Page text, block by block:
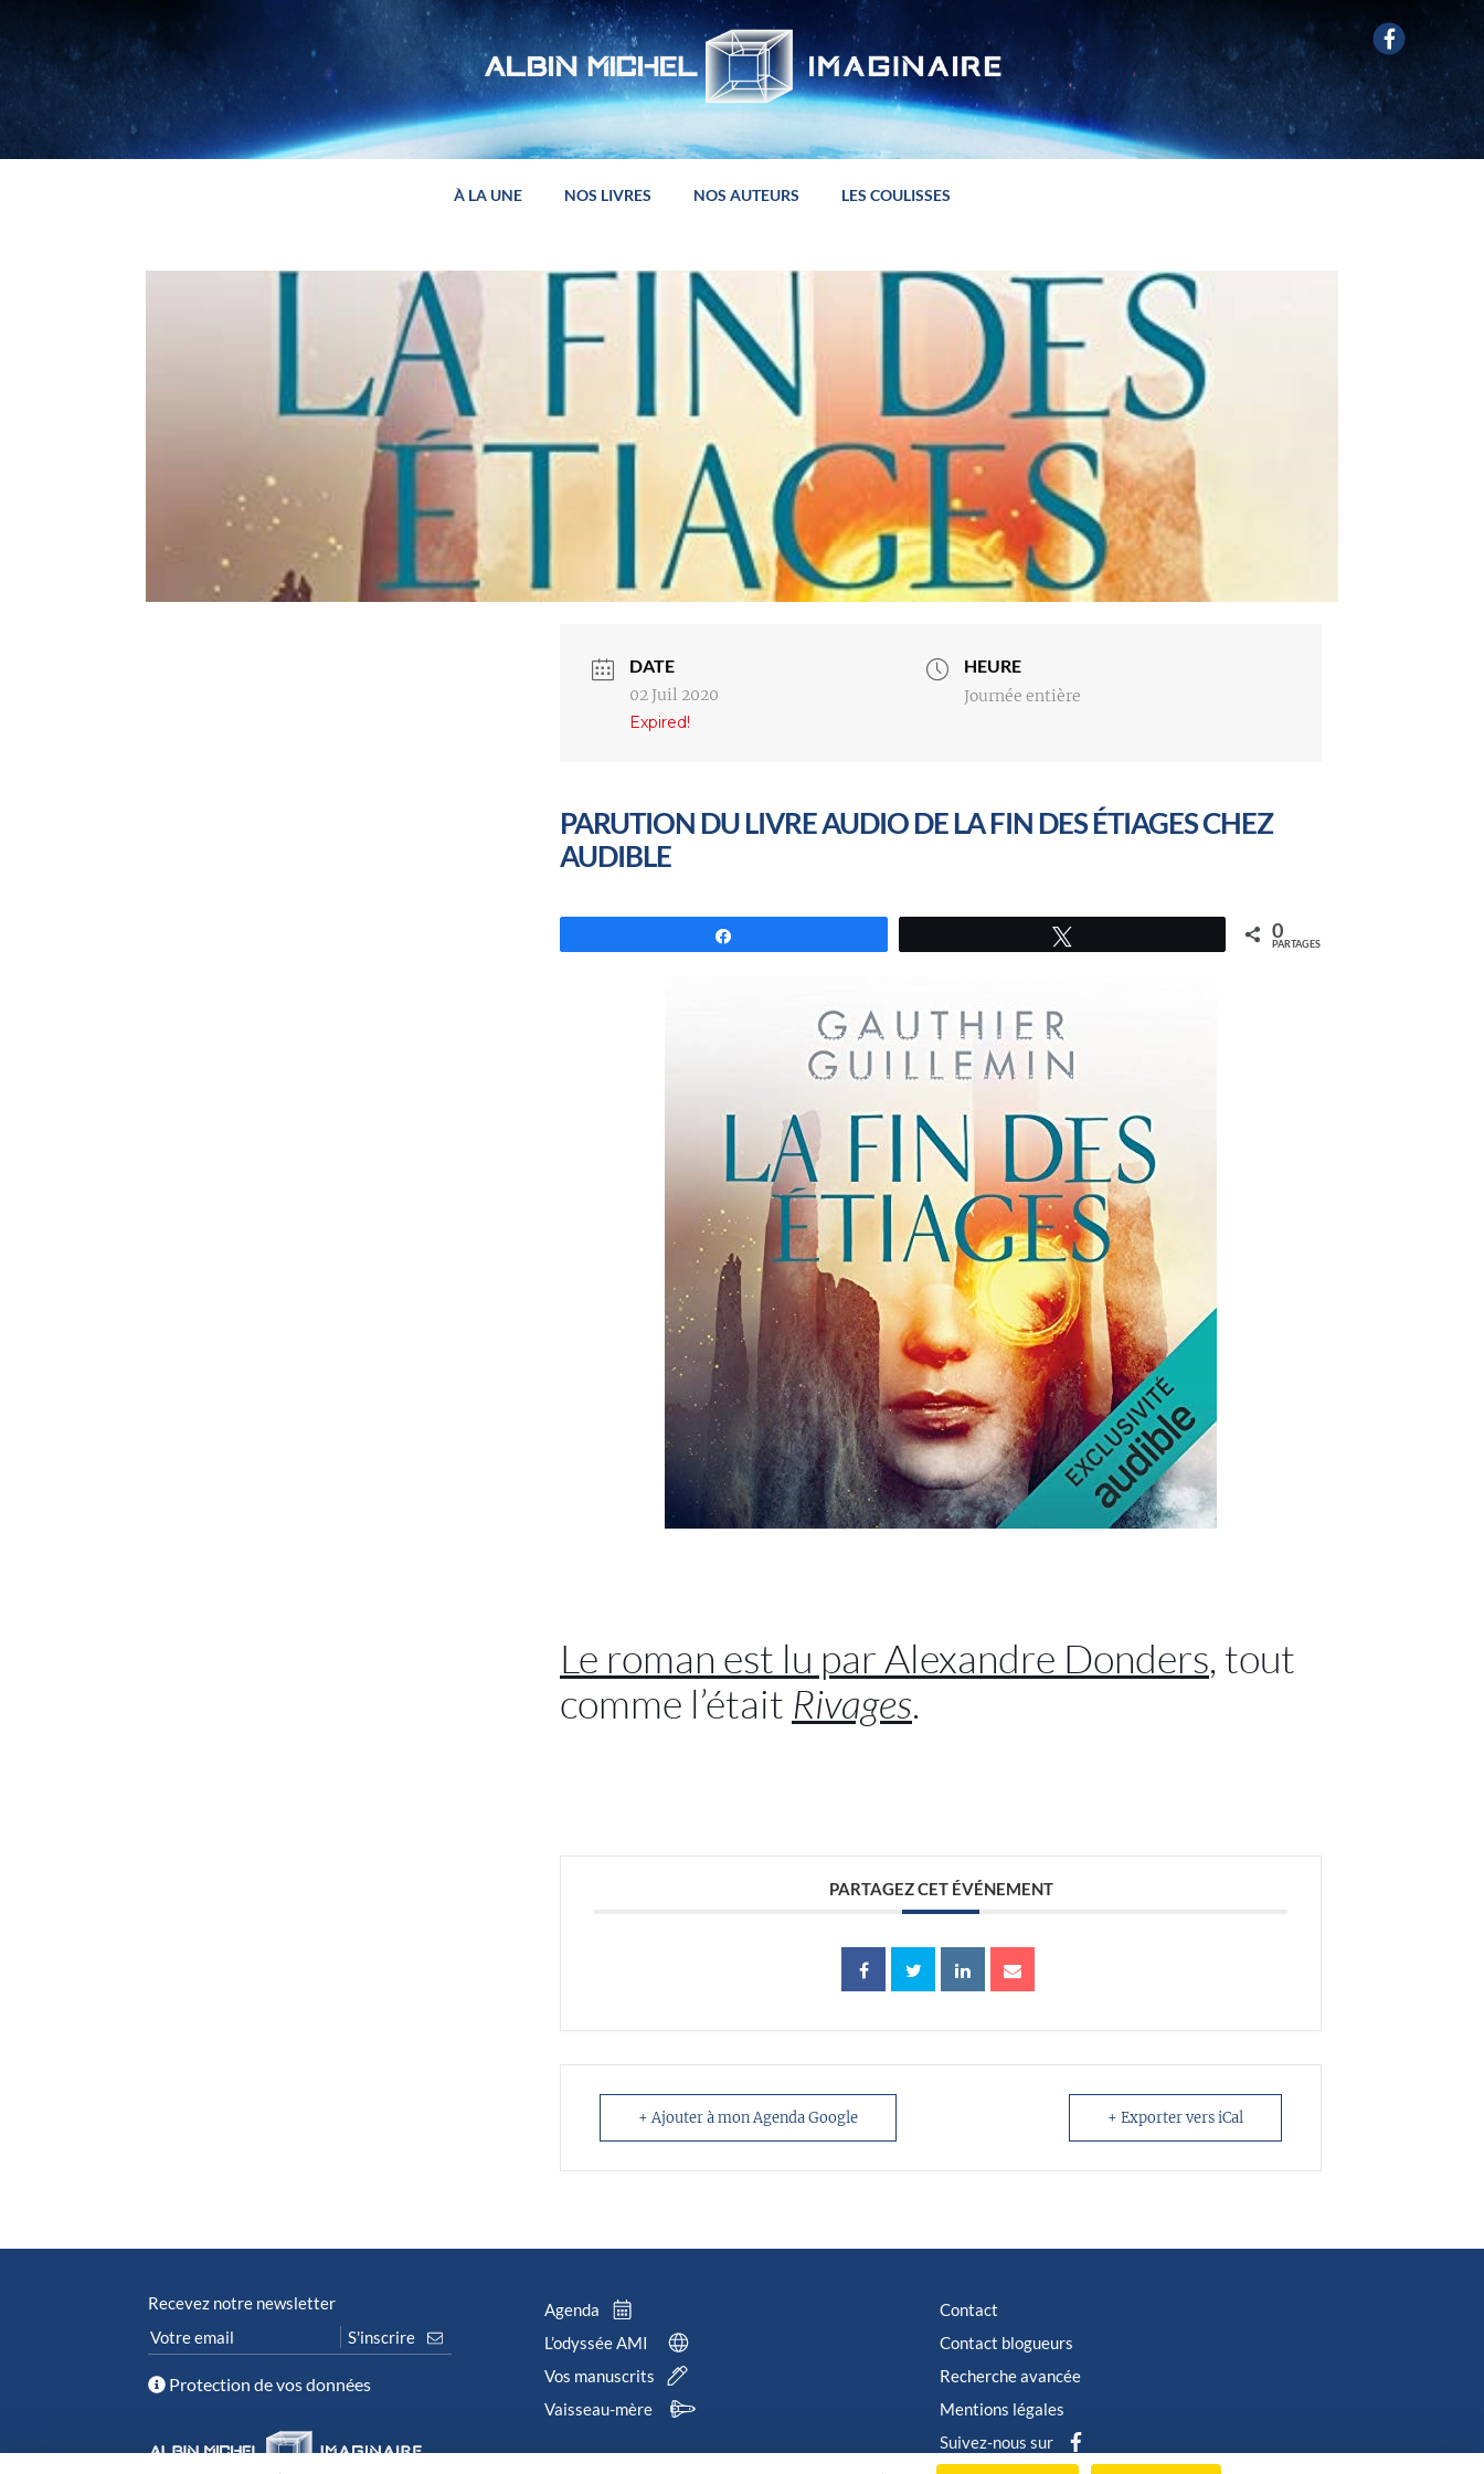
À LA UNE NOS LIVRES NOS AUTEURS LES COULISSES
DATE
02 Juil 2020
Expired!
HEURE
Journée entière
PARUTION DU LIVRE AUDIO DE LA FIN DES ÉTIAGES CHEZ
AUDIBLE
0
PARTAGES
Le roman est lu par Alexandre Donders, tout
comme l’était Rivages.
PARTAGEZ CET ÉVÉNEMENT
+ Ajouter à mon Agenda Google + Exporter vers iCal
Recevez notre newsletter
Protection de vos données
Agenda
L’odyssée AMI
Vos manuscrits
Vaisseau-mère
Contact
Contact blogueurs
Recherche avancée
Mentions légales
Suivez-nous sur